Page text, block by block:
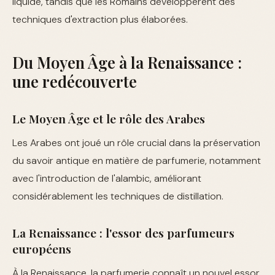
techniques d'extraction plus élaborées.
Du Moyen Âge à la Renaissance :
une redécouverte
Le Moyen Âge et le rôle des Arabes
Les Arabes ont joué un rôle crucial dans la préservation
du savoir antique en matière de parfumerie, notamment
avec l'introduction de l'alambic, améliorant
considérablement les techniques de distillation.
La Renaissance : l'essor des parfumeurs
européens